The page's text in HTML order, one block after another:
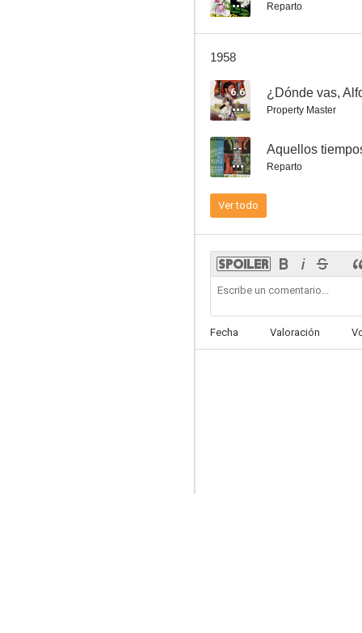
Reparto
1958
6.6 ¿Dónde vas,
Property Master
-- Aquellos
Reparto
Ver todo
Fecha Valoración